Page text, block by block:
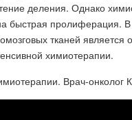
деления. Однако
быстрая пролиферация.
тканей
химиотерапии.
Врач-онколог